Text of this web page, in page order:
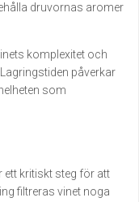
druvornas aromer
komplexitet och
påverkar
som
ett kritiskt steg för att
filtreras vinet noga